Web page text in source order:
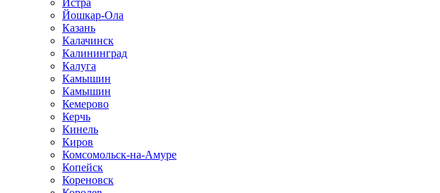
Истра
Йошкар-Ола
Казань
Калачинск
Калининград
Калуга
Камышин
Камышин
Кемерово
Керчь
Кинель
Киров
Комсомольск-на-Амуре
Копейск
Кореновск